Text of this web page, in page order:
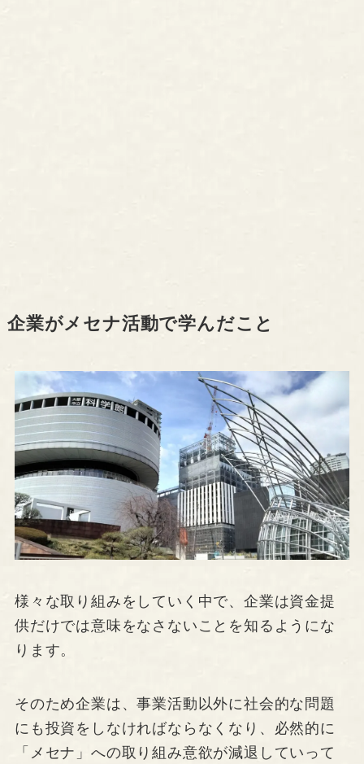
企業がメセナ活動で学んだこと
様々な取り組みをしていく中で、企業は資金提
供だけでは意味をなさないことを知るようにな
ります。
そのため企業は、事業活動以外に社会的な問題
にも投資をしなければならなくなり、必然的に
「メセナ」への取り組み意欲が減退していって